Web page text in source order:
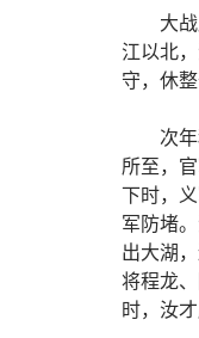
大
江以北
守，休
次
所至，
下时，
军防堵
出大湖
将程龙
时，汝